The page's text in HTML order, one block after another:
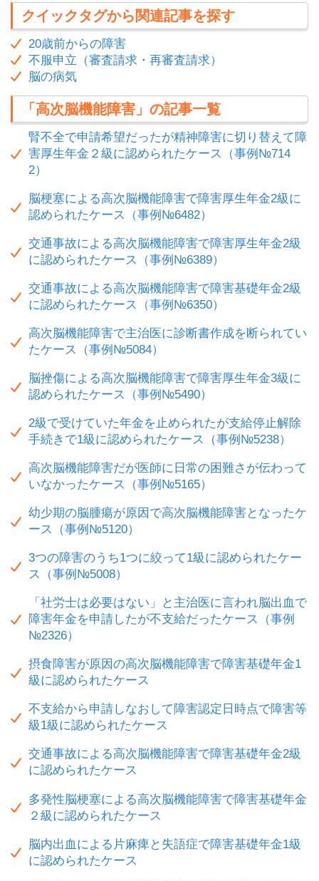
クイックタグから関連記事を探す
20歳前からの障害
不服申立（審査請求・再審査請求）
脳の病気
「高次脳機能障害」の記事一覧
腎不全で申請希望だったが精神障害に切り替えて障
害厚生年金２級に認められたケース（事例№714
2）
脳梗塞による高次脳機能障害で障害厚生年金2級に
認められたケース（事例№6482）
交通事故による高次脳機能障害で障害厚生年金2級
に認められたケース（事例№6389）
交通事故による高次脳機能障害で障害基礎年金2級
に認められたケース（事例№6350）
高次脳機能障害で主治医に診断書作成を断られてい
たケース（事例№5084）
脳挫傷による高次脳機能障害で障害厚生年金3級に
認められたケース（事例№5490）
2級で受けていた年金を止められたが支給停止解除
手続きで1級に認められたケース（事例№5238）
高次脳機能障害だが医師に日常の困難さが伝わって
いなかったケース（事例№5165）
幼少期の脳腫瘍が原因で高次脳機能障害となったケ
ース（事例№5120）
3つの障害のうち1つに絞って1級に認められたケー
ス（事例№5008）
「社労士は必要はない」と主治医に言われ脳出血で
障害年金を申請したが不支給だったケース（事例
№2326）
摂食障害が原因の高次脳機能障害で障害基礎年金1
級に認められたケース
不支給から申請しなおして障害認定日時点で障害等
級1級に認められたケース
交通事故による高次脳機能障害で障害基礎年金2級
に認められたケース
多発性脳梗塞による高次脳機能障害で障害基礎年金
２級に認められたケース
脳内出血による片麻痺と失語症で障害基礎年金1級
に認められたケース